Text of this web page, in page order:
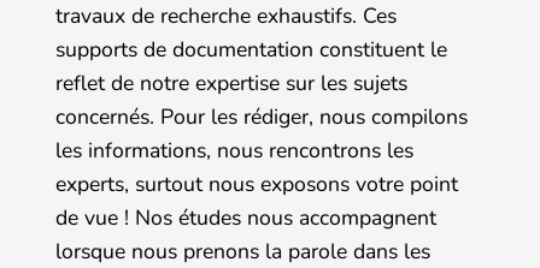
travaux de recherche exhaustifs. Ces
supports de documentation constituent le
reflet de notre expertise sur les sujets
concernés. Pour les rédiger, nous compilons
les informations, nous rencontrons les
experts, surtout nous exposons votre point
de vue ! Nos études nous accompagnent
lorsque nous prenons la parole dans les